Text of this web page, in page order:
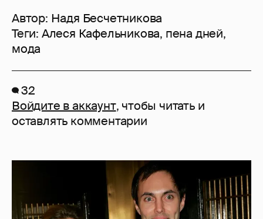
Автор: Надя Бесчетникова
Теги: Алеся Кафельникова, пена дней,
мода
32
Войдите в аккаунт, чтобы читать и
оставлять комментарии